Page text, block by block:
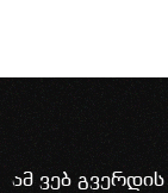
ამ ვებ